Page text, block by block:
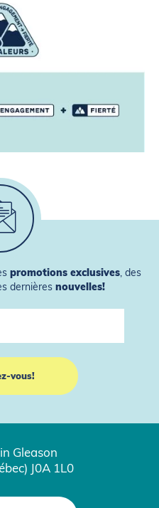
promotions exclusives, des
dernières nouvelles!
Gleason
J0A 1L0